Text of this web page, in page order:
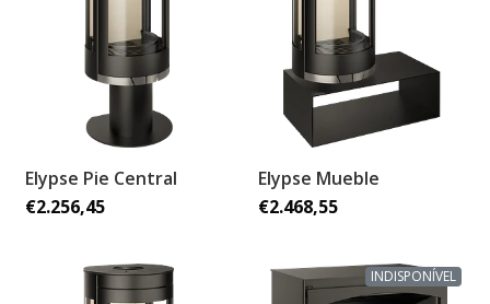
Elypse Pie Central
€2.256,45
Elypse Mueble
€2.468,55
INDISPONÍVEL